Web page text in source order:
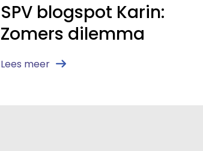
SPV blogspot Karin:
Zomers dilemma
Lees meer